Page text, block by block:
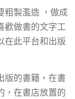
粗製濫造 ，做成
歡做書的文字工
在此平台和出版
版的書籍，在書
，在書店放置的